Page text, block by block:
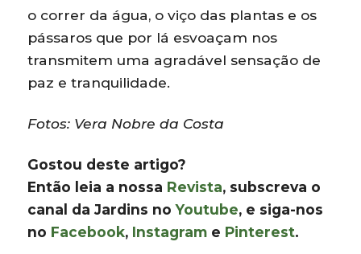
o correr da água, o viço das plantas e os
pássaros que por lá esvoaçam nos
transmitem uma agradável sensação de
paz e tranquilidade.
Fotos: Vera Nobre da Costa
Gostou deste artigo?
Então leia a nossa Revista, subscreva o
canal da Jardins noYoutube, e siga-nos
no Facebook, Instagram e Pinterest.